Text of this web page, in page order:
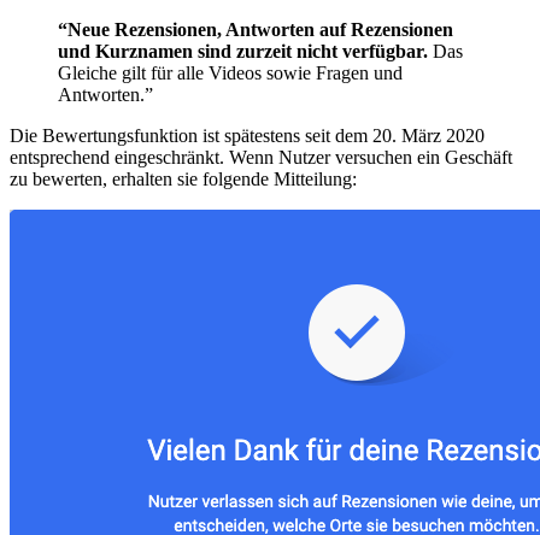
“Neue Rezensionen, Antworten auf Rezensionen
und Kurznamen sind zurzeit nicht verfügbar. Das
Gleiche gilt für alle Videos sowie Fragen und
Antworten.”
Die Bewertungsfunktion ist spätestens seit dem 20. März 2020
entsprechend eingeschränkt. Wenn Nutzer versuchen ein Geschäft
zu bewerten, erhalten sie folgende Mitteilung: